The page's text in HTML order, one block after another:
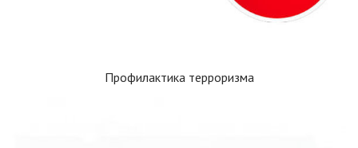
Профилактика терроризма